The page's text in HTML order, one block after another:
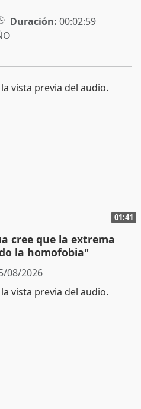
Duración: 00:02:59
01:41
cree que la extrema
la homofobia"
08/2026